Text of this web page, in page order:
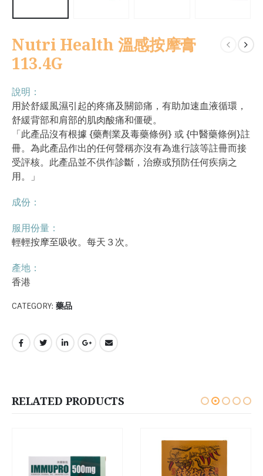
Nutri Health 溫感按摩膏
113.4G
說明：
用於舒緩風濕引起的疼痛及關節痛，有助加速血液循環，
舒緩背部和肩部的肌肉酸痛和僵硬。
「此產品沒有根據 {藥劑業及毒藥條例} 或 {中醫藥條例}註
冊。為此產品作出的任何聲稱亦沒有為進行該等註冊而接
受評核。此產品並不供作診斷，治療或預防任何疾病之
用。」
成份：
服用份量：
輕輕按摩至吸收。每天３次。
產地：
香港
CATEGORY: 藥品
RELATED PRODUCTS